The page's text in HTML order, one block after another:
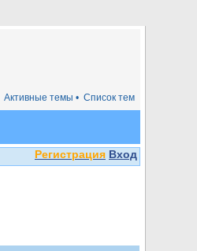
Список тем
Активные темы •
Регистрация Вход